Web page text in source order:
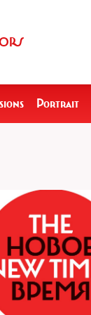
Portrait